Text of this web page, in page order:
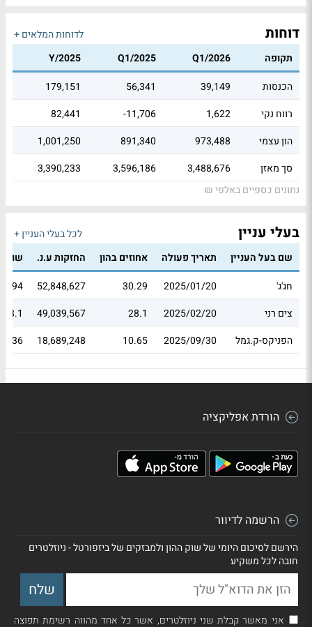
דוחות
לדוחות המלאים +
תקופה
Q1/2026
Q1/2025
Y/2025
הכנסות
39,149
56,341
179,151
רווח נקי
1,622
-11,706
82,441
הון עצמי
973,488
891,340
1,001,250
סך מאזן
3,488,676
3,596,186
3,390,233
נתונים כספיים באלפי ₪
בעלי עניין
לכל בעלי העניין +
שם בעל העניין
תאריך פעולה אחוזים בהון החזקות ע.נ.
חג'ג'
2025/01/20
30.29
52,848,627
צים רני
2025/02/20
28.1
49,039,567
הפניקס-ק.גמל
2025/09/30
10.65
18,689,248
הורדת אפליקציה
הרשמה לדיוור
הירשם לסיכום היומי של שוק ההון ולמבזקים של ביזפורטל - ניוזלטרים
חובה לכל משקיע
אני מאשר קבלת שני ניוזלטרים, אשר כל אחד מהווה רשימת תפוצה